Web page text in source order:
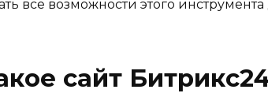
все возможности этого
сайт